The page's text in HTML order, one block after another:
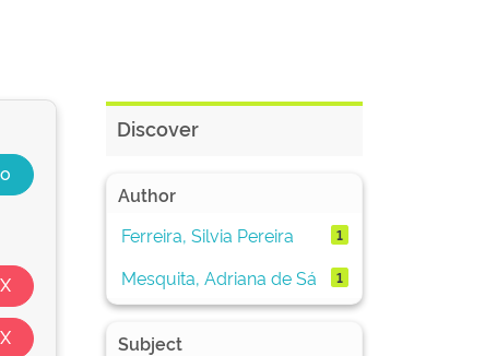
Discover
Author
Ferreira, Silvia Pereira
1
Mesquita, Adriana de Sá 1
Subject